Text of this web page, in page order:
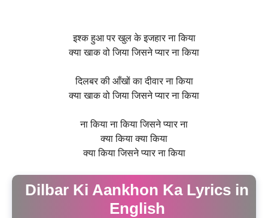
इश्क हुआ पर खुल के इजहार ना किया
क्या खाक वो जिया जिसने प्यार ना किया
दिलबर की आँखों का दीवार ना किया
क्या खाक वो जिया जिसने प्यार ना किया
ना किया ना किया जिसने प्यार ना
क्या किया क्या किया
क्या किया जिसने प्यार ना किया
Dilbar Ki Aankhon Ka Lyrics in
English